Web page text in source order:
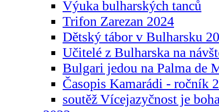
Výuka bulharských tanců
Trifon Zarezan 2024
Dětský tábor v Bulharsku
Učitelé z Bulharska na
Bulgari jedou na Palma de
Časopis Kamarádi - ročník
soutěž Vícejazyčnost je